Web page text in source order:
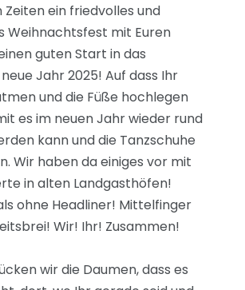
ein friedvolles und
Weihnachtsfest mit Euren
guten Start in das
Jahr 2025! Auf dass Ihr
und die Füße hochlegen
es im neuen Jahr wieder rund
kann und die Tanzschuhe
Wir haben da einiges vor mit
in alten Landgasthöfen!
ohne Headliner! Mittelfinger
Wir! Ihr! Zusammen!
wir die Daumen, dass es